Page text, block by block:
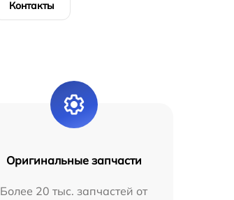
Контакты
Оригинальные запчасти
Более 20 тыс. запчастей от